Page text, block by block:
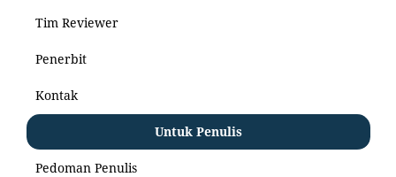
Tim Reviewer
Penerbit
Kontak
Untuk Penulis
Pedoman Penulis